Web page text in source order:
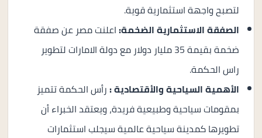
لتصبح واجهة استثمارية قوية.
الصفقة الاستثمارية الضخمة:اعلنت مصر عن صفقة
ضخمة بقيمة 35 مليار دولار مع دولة الامارات لتطوير
راس الحكمة.
الأهمية السياحية والأقتصادية :رأس الحكمة تتميز
بمقومات سياحية وطبيعية فريدة، ويعتقد الخبراء أن
تطويرها كمدينة سياحية عالمية سيجلب استثمارات